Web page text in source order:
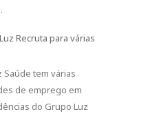
Recruta para várias
Saúde tem várias
de emprego em
do Grupo Luz